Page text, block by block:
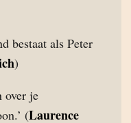
bestaat als Peter
)
over je
(Laurence